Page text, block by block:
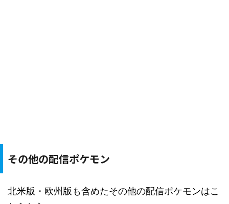
その他の配信ポケモン
北米版・欧州版も含めたその他の配信ポケモンはこ